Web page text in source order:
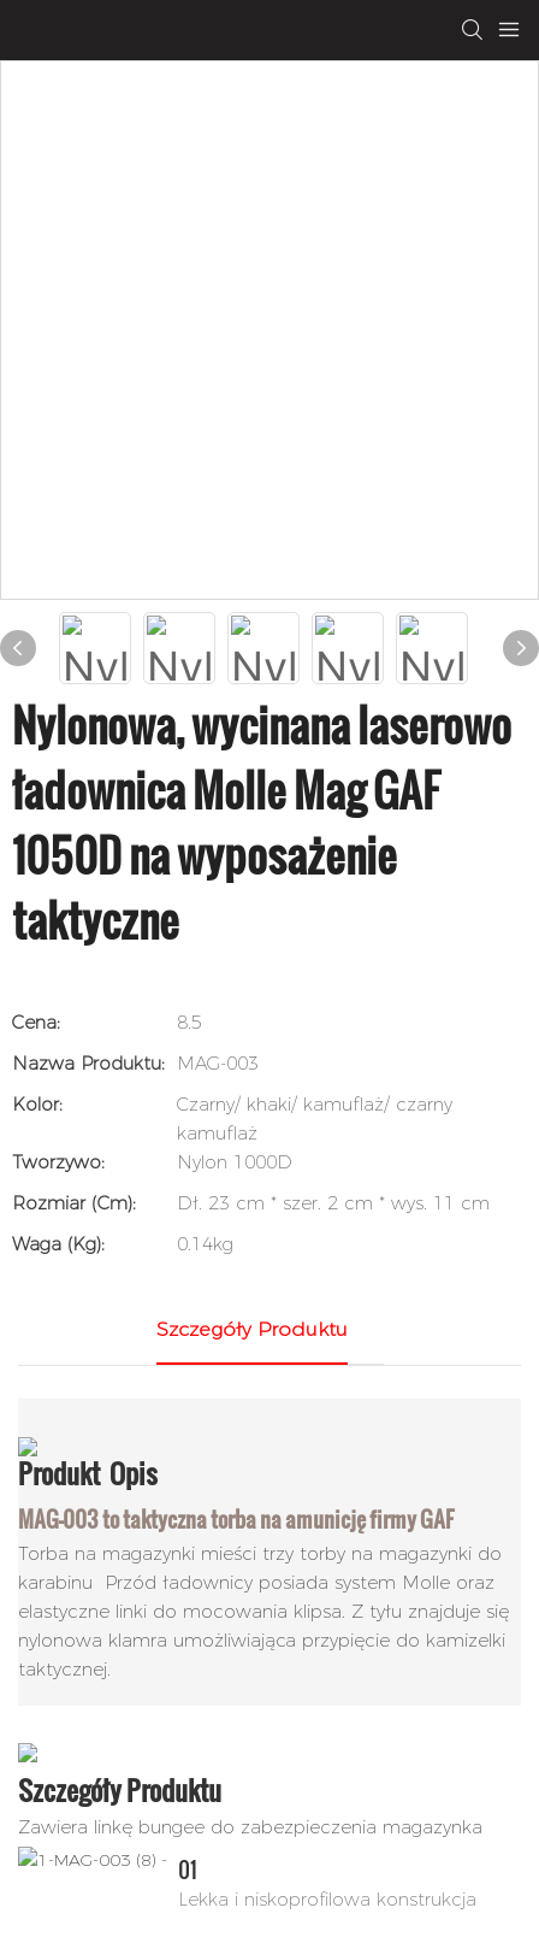
Nylonowa, wycinana laserowo
ładownica Molle Mag GAF
1050D na wyposażenie
taktyczne
Cena:
8.5
Nazwa Produktu:
MAG-003
Kolor:
Czarny/ khaki/ kamuflaż/ czarny
kamuflaż
Tworzywo:
Nylon 1000D
Rozmiar (cm):
Dł. 23 cm * szer. 2 cm * wys. 11 cm
Waga (kg):
0.14kg
Szczegóły Produktu
Produkt Opis
MAG-003 to taktyczna torba na amunicję firmy GAF
Torba na magazynki mieści trzy torby na magazynki do
karabinu Przód ładownicy posiada system Molle oraz
elastyczne linki do mocowania klipsa. Z tyłu znajduje się
nylonowa klamra umożliwiająca przypięcie do kamizelki
taktycznej.
Szczegóły Produktu
Zawiera linkę bungee do zabezpieczenia magazynka
01
Lekka i niskoprofilowa konstrukcja